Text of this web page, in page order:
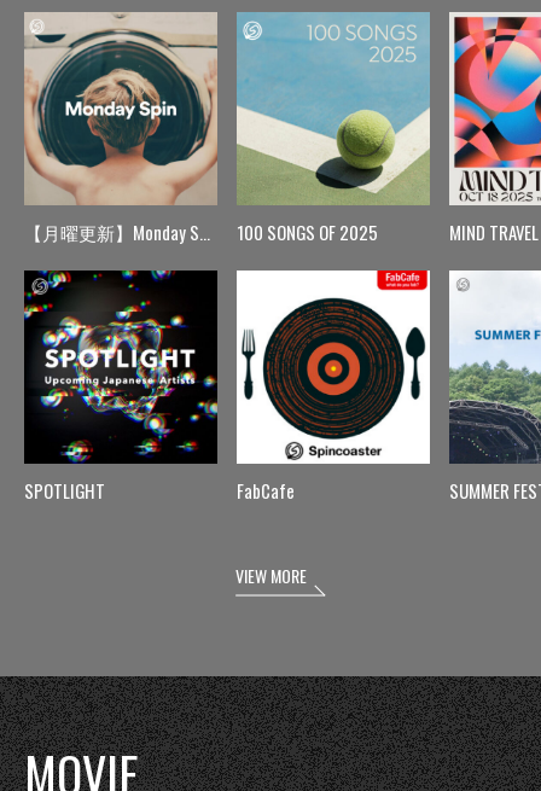
【月曜更新】Monday Spin
SPOTLIGHT
100 SONGS OF 2025
FabCafe
MIND TRAVEL
SUMMER
VIEW MORE
MOVIE